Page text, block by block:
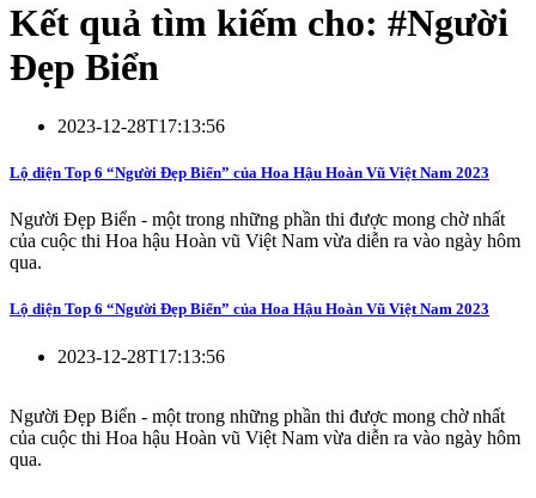
Kết quả tìm kiếm cho: #Người
Đẹp Biển
2023-12-28T17:13:56
Lộ diện Top 6 “Người Đẹp Biển” của Hoa Hậu Hoàn Vũ Việt Nam 2023
Người Đẹp Biển - một trong những phần thi được mong chờ nhất
của cuộc thi Hoa hậu Hoàn vũ Việt Nam vừa diễn ra vào ngày hôm
qua.
Lộ diện Top 6 “Người Đẹp Biển” của Hoa Hậu Hoàn Vũ Việt Nam 2023
2023-12-28T17:13:56
Người Đẹp Biển - một trong những phần thi được mong chờ nhất
của cuộc thi Hoa hậu Hoàn vũ Việt Nam vừa diễn ra vào ngày hôm
qua.